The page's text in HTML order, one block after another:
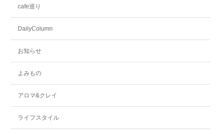
cafe巡り
DailyColumn
お知らせ
よみもの
アロマ&クレイ
ライフスタイル